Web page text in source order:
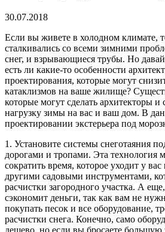
30.07.2018
Если вы живете в холодном климате,
сталкивались со всеми зимними
снег, и взрывающиеся трубы. Но
есть ли какие-то особенности
проектирования, которые могут
катаклизмов на ваше жилище?
которые могут сделать архитекторы и
нагрузку зимы на вас и ваш дом. В
проектировании экстерьера под
1. Установите системы снеготаяния
дорогами и тропами. Эта технология
сократить время, которое уходит у
другими садовыми инструментами,
расчистки загородного участка. А
сэкономит деньги, так как вам не
покупать песок и все оборудование,
расчистки снега. Конечно, само
дешево, но если вы бросаете большую